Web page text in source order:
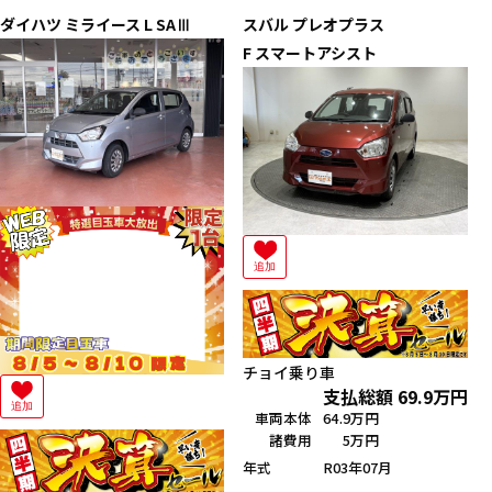
ダイハツ ミライース L SAⅢ
追加
スバル プレオプラス
F スマートアシスト
追加
チョイ乗り車
支払総額 69.9万円
車両本体 64.9万円
諸費用
5万円
年式
R03年07月